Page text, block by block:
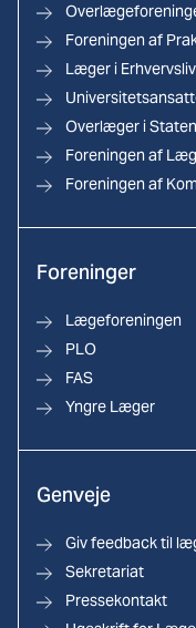
Foreningen af
Læger i
Overlæger i Staten
Foreningen af
Foreningen af
Foreninger
Lægeforeningen
PLO
FAS
Yngre Læger
Genveje
Giv feedback til
Sekretariat
Pressekontakt